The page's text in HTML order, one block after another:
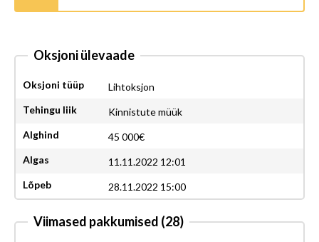
Oksjoni ülevaade
Oksjoni tüüp
Lihtoksjon
Tehingu liik
Kinnistute müük
Alghind
45 000€
Algas
11.11.2022 12:01
Lõpeb
28.11.2022 15:00
Viimased pakkumised (28)